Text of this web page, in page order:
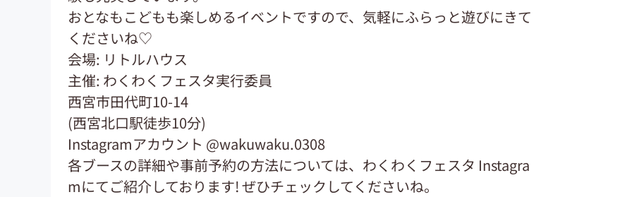
おとなもこどもも楽しめるイベントですので、気軽にふらっと遊びにきて
くださいね♡
会場: リトルハウス
主催: わくわくフェスタ実行委員
西宮市田代町10-14
(西宮北口駅徒歩10分)
Instagramアカウント @wakuwaku.0308
各ブースの詳細や事前予約の方法については、わくわくフェスタ Instagra
mにてご紹介しております! ぜひチェックしてくださいね。